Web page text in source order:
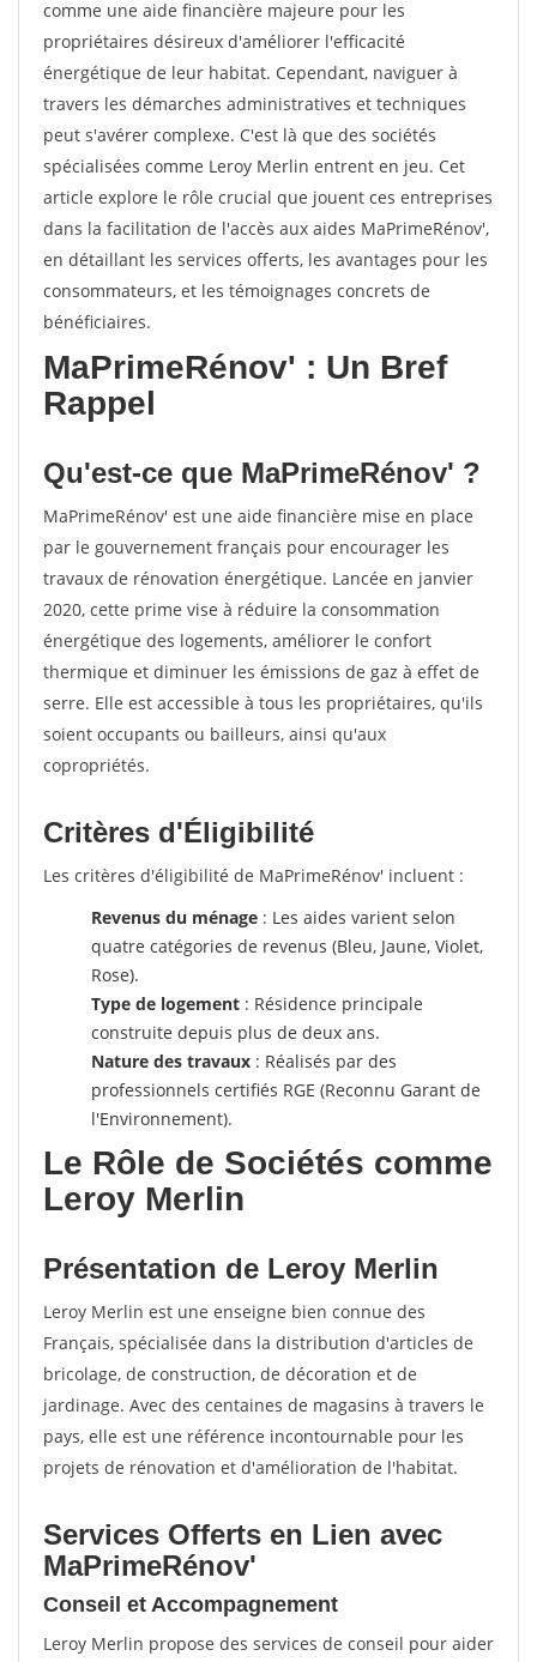
comme une aide financière majeure pour les
propriétaires désireux d'améliorer l'efficacité
énergétique de leur habitat. Cependant, naviguer à
travers les démarches administratives et techniques
peut s'avérer complexe. C'est là que des sociétés
spécialisées comme Leroy Merlin entrent en jeu. Cet
article explore le rôle crucial que jouent ces entreprises
dans la facilitation de l'accès aux aides MaPrimeRénov',
en détaillant les services offerts, les avantages pour les
consommateurs, et les témoignages concrets de
bénéficiaires.
MaPrimeRénov' : Un Bref
Rappel
Qu'est-ce que MaPrimeRénov' ?
MaPrimeRénov' est une aide financière mise en place
par le gouvernement français pour encourager les
travaux de rénovation énergétique. Lancée en janvier
2020, cette prime vise à réduire la consommation
énergétique des logements, améliorer le confort
thermique et diminuer les émissions de gaz à effet de
serre. Elle est accessible à tous les propriétaires, qu'ils
soient occupants ou bailleurs, ainsi qu'aux
copropriétés.
Critères d'Éligibilité
Les critères d'éligibilité de MaPrimeRénov' incluent :
Revenus du ménage : Les aides varient selon
quatre catégories de revenus (Bleu, Jaune, Violet,
Rose).
Type de logement : Résidence principale
construite depuis plus de deux ans.
Nature des travaux : Réalisés par des
professionnels certifiés RGE (Reconnu Garant de
l'Environnement).
Le Rôle de Sociétés comme
Leroy Merlin
Présentation de Leroy Merlin
Leroy Merlin est une enseigne bien connue des
Français, spécialisée dans la distribution d'articles de
bricolage, de construction, de décoration et de
jardinage. Avec des centaines de magasins à travers le
pays, elle est une référence incontournable pour les
projets de rénovation et d'amélioration de l'habitat.
Services Offerts en Lien avec
MaPrimeRénov'
Conseil et Accompagnement
Leroy Merlin propose des services de conseil pour aider